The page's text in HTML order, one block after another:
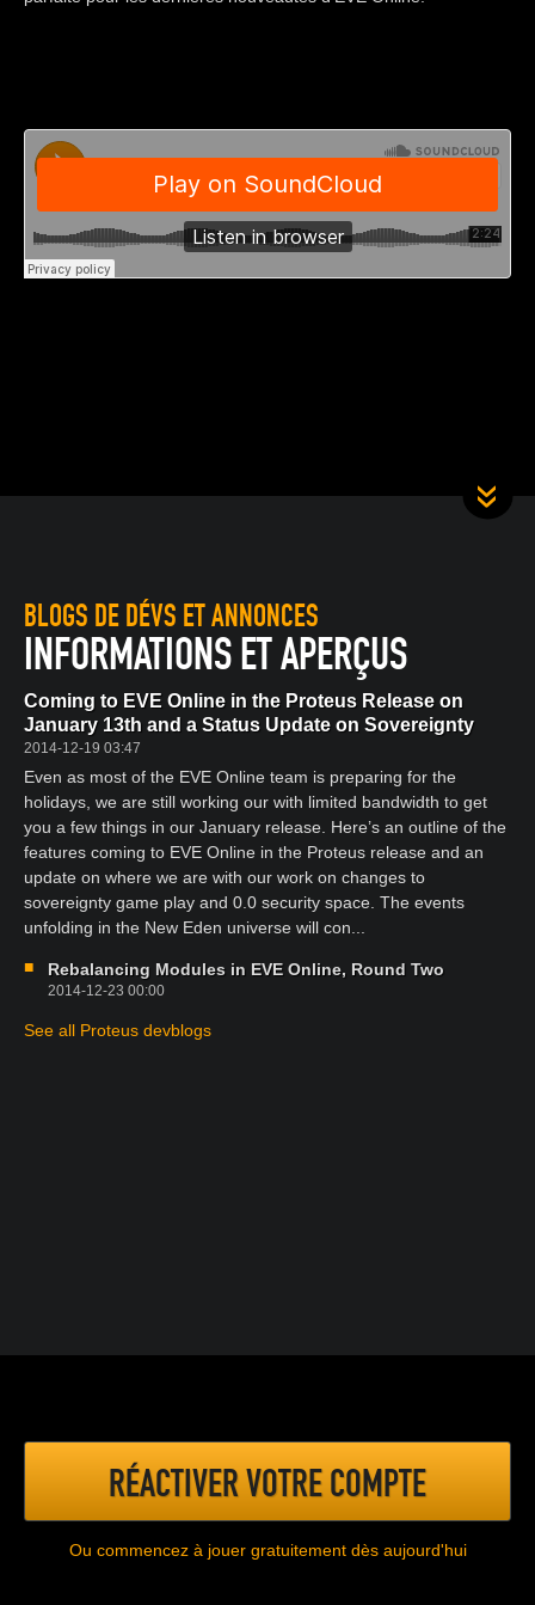
BLOGS DE DÉVS ET ANNONCES
INFORMATIONS ET APERÇUS
Coming to EVE Online in the Proteus Release on
January 13th and a Status Update on Sovereignty
2014-12-19 03:47
Even as most of the EVE Online team is preparing for the
holidays, we are still working our with limited bandwidth to get
you a few things in our January release. Here’s an outline of the
features coming to EVE Online in the Proteus release and an
update on where we are with our work on changes to
sovereignty game play and 0.0 security space. The events
unfolding in the New Eden universe will con...
Rebalancing Modules in EVE Online, Round Two
2014-12-23 00:00
See all Proteus devblogs
RÉACTIVER VOTRE COMPTE
Ou commencez à jouer gratuitement dès aujourd'hui